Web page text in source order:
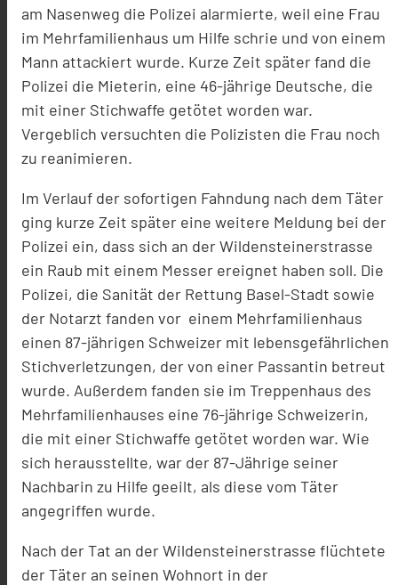
am Nasenweg die Polizei alarmierte, weil eine Frau
im Mehrfamilienhaus um Hilfe schrie und von einem
Mann attackiert wurde. Kurze Zeit später fand die
Polizei die Mieterin, eine 46-jährige Deutsche, die
mit einer Stichwaffe getötet worden war.
Vergeblich versuchten die Polizisten die Frau noch
zu reanimieren.
Im Verlauf der sofortigen Fahndung nach dem Täter
ging kurze Zeit später eine weitere Meldung bei der
Polizei ein, dass sich an der Wildensteinerstrasse
ein Raub mit einem Messer ereignet haben soll. Die
Polizei, die Sanität der Rettung Basel-Stadt sowie
der Notarzt fanden vor einem Mehrfamilienhaus
einen 87-jährigen Schweizer mit lebensgefährlichen
Stichverletzungen, der von einer Passantin betreut
wurde. Außerdem fanden sie im Treppenhaus des
Mehrfamilienhauses eine 76-jährige Schweizerin,
die mit einer Stichwaffe getötet worden war. Wie
sich herausstellte, war der 87-Jährige seiner
Nachbarin zu Hilfe geeilt, als diese vom Täter
angegriffen wurde.
Nach der Tat an der Wildensteinerstrasse flüchtete
der Täter an seinen Wohnort in der